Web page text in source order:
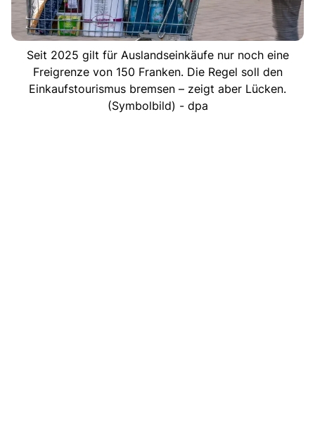
Seit 2025 gilt für Auslandseinkäufe nur noch eine
Freigrenze von 150 Franken. Die Regel soll den
Einkaufstourismus bremsen – zeigt aber Lücken.
(Symbolbild) - dpa